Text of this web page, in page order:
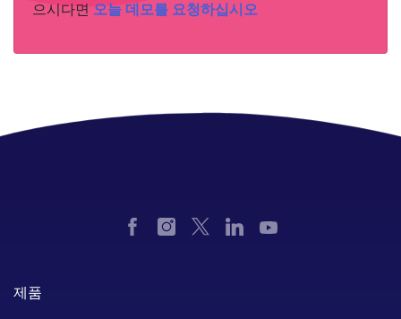
으시다면 오늘 데모를 요청하십시오
제품